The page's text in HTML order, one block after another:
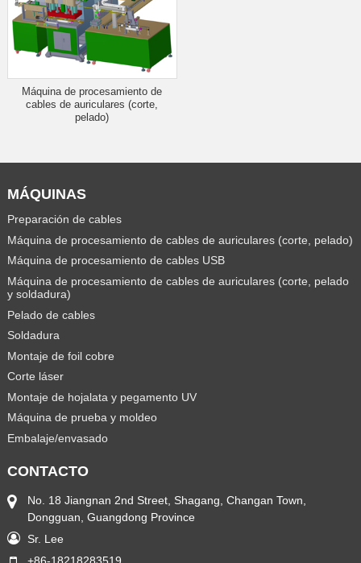
Máquina de procesamiento de
cables de auriculares (corte,
pelado)
MÁQUINAS
Preparación de cables
Máquina de procesamiento de cables de auriculares (corte, pelado)
Máquina de procesamiento de cables USB
Máquina de procesamiento de cables de auriculares (corte, pelado
y soldadura)
Pelado de cables
Soldadura
Montaje de foil cobre
Corte láser
Montaje de hojalata y pegamento UV
Máquina de prueba y moldeo
Embalaje/envasado
CONTACTO
No. 18 Jiangnan 2nd Street, Shagang, Changan Town,
Dongguan, Guangdong Province
Sr. Lee